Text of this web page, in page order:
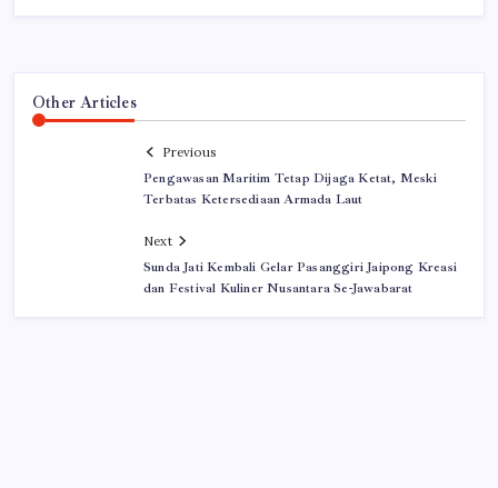
Other Articles
Previous
Pengawasan Maritim Tetap Dijaga Ketat, Meski
Terbatas Ketersediaan Armada Laut
Next
Sunda Jati Kembali Gelar Pasanggiri Jaipong Kreasi
dan Festival Kuliner Nusantara Se-Jawabarat